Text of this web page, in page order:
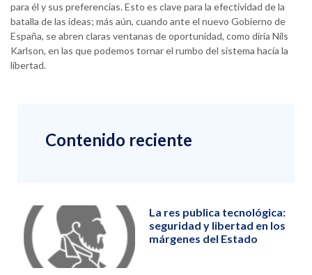
para él y sus preferencias. Esto es clave para la efectividad de la
batalla de las ideas; más aún, cuando ante el nuevo Gobierno de
España, se abren claras ventanas de oportunidad, como diría Nils
Karlson, en las que podemos tornar el rumbo del sistema hacía la
libertad.
Contenido reciente
La res publica tecnológica:
seguridad y libertad en los
márgenes del Estado